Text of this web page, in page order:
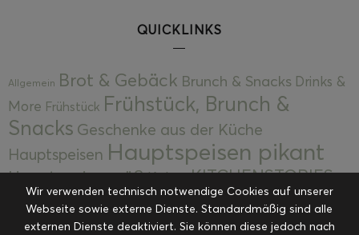
QUICKLINKS
Allgemein Brot & Gebäck Brunch & Snacks Drinks &
More Frühstück Frühstück, Brunch &
Snacks Geschenke aus der Küche
Hauptspeisen Hauptspeisen pikant
Hauptspeisen süßKekseKITCHENSTORIES
Kuchen, Torten & Desserts Kuchen und
Desserts Kulinarik Kulinarische Mitbringsel &
Wir verwenden technisch notwendige Cookies auf unserer
Webseite sowie externe Dienste. Standardmäßig sind alle
externen Dienste deaktiviert. Sie können diese jedoch nach